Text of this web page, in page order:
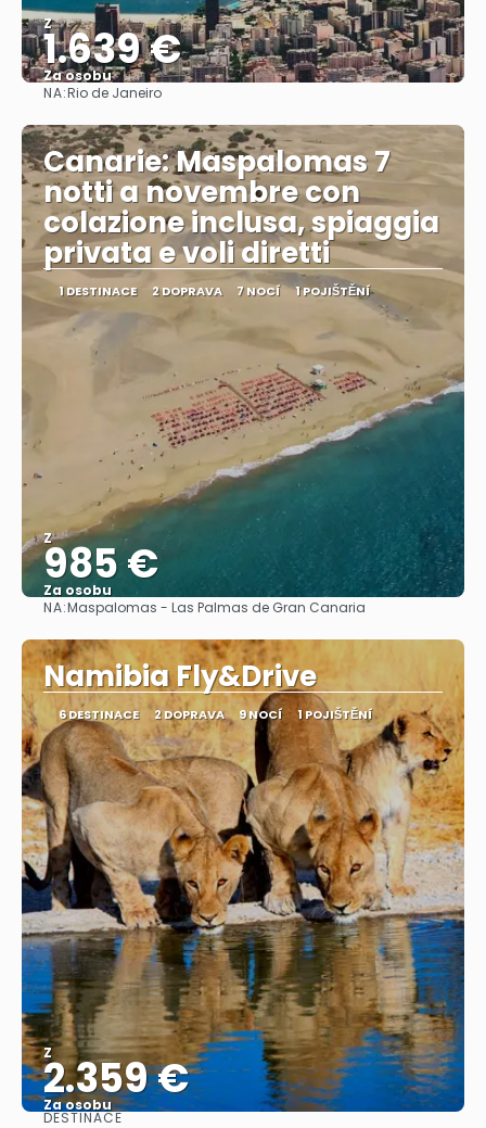
Z
1.639 €
Za osobu
NA:Rio de Janeiro
Canarie: Maspalomas 7
notti a novembre con
colazione inclusa, spiaggia
privata e voli diretti
1 DESTINACE 2 DOPRAVA 7 NOCÍ 1 POJIŠTĚNÍ
Z
985 €
Za osobu
Zobrazit
NA:Maspalomas - Las Palmas de Gran Canaria
Namibia Fly&Drive
6 DESTINACE 2 DOPRAVA 9 NOCÍ 1 POJIŠTĚNÍ
Z
2.359 €
Za osobu
DESTINACE